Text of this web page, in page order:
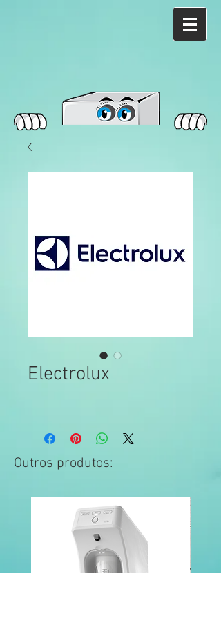
Electrolux
Outros produtos: